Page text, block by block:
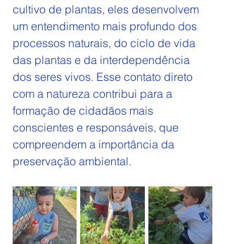
cultivo de plantas, eles desenvolvem
um entendimento mais profundo dos
processos naturais, do ciclo de vida
das plantas e da interdependência
dos seres vivos. Esse contato direto
com a natureza contribui para a
formação de cidadãos mais
conscientes e responsáveis, que
compreendem a importância da
preservação ambiental.